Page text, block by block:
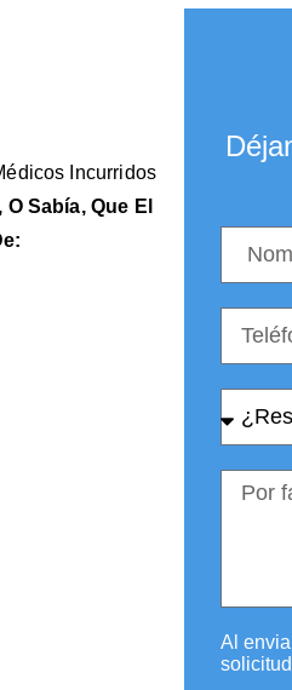
Incurridos
Sabía, Que El
Al